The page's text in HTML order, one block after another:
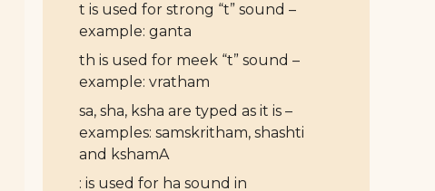
t is used for strong “t” sound –
example: ganta
th is used for meek “t” sound –
example: vratham
sa, sha, ksha are typed as it is –
examples: samskritham, shashti
and kshamA
: is used for ha sound in